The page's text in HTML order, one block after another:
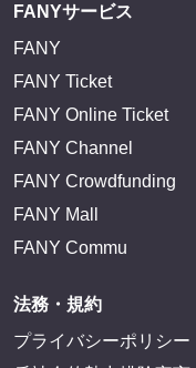
FANYサービス
FANY
FANY Ticket
FANY Online Ticket
FANY Channel
FANY Crowdfunding
FANY Mall
FANY Commu
法務・規約
プライバシーポリシー